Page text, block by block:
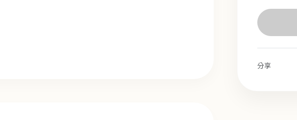
分享